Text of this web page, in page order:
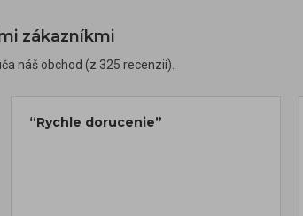
zákazníkmi
náš obchod (z 325 recenzií).
“Rychle dorucenie”